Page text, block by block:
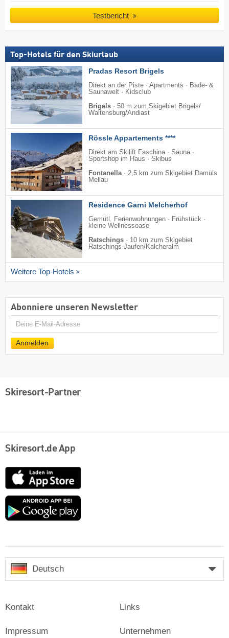
Testbericht
Top-Hotels für den Skiurlaub
Pradas Resort Brigels
Direkt an der Piste · Apartments · Bade- &
Saunawelt · Kidsclub
Brigels · 50 m zum Skigebiet Brigels/​
Waltensburg/​Andiast
Rössle Appartements ****
Direkt am Skilift Faschina · Sauna ·
Sportshop im Haus · Skibus
Fontanella · 2,5 km zum Skigebiet Damüls
Mellau
Residence Garni Melcherhof
Gemütl. Ferienwohnungen · Frühstück ·
kleine Wellnessoase
Ratschings · 10 km zum Skigebiet
Ratschings-Jaufen/​Kalcheralm
Weitere Top-Hotels
Abonniere unseren Newsletter
E-
Anmelden
Skiresort-Partner
Skiresort.de App
App
Store
Google
Deutsch
Kontakt
Impressum
Links
Unternehmen